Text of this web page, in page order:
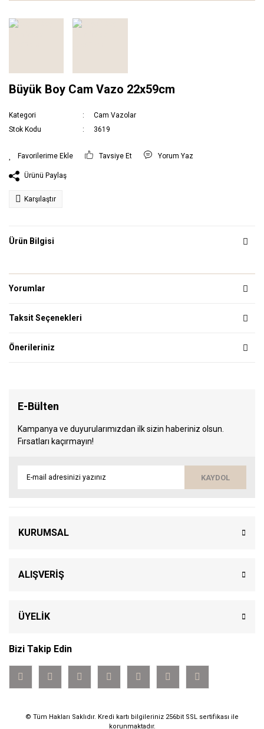
Büyük Boy Cam Vazo 22x59cm
Kategori
Cam Vazolar
Stok Kodu
3619
Tavsiye Et Yorum Yaz
Ürünü Paylaş
Karşılaştır
Ürün Bilgisi
Yorumlar
Taksit Seçenekleri
Önerileriniz
E-Bülten
Kampanya ve duyurularımızdan ilk sizin haberiniz olsun.
Fırsatları kaçırmayın!
KAYDOL
KURUMSAL
ALIŞVERİŞ
ÜYELİK
Bizi Takip Edin
© Tüm Hakları Saklıdır. Kredi kartı bilgileriniz 256bit SSL sertifikası ile
korunmaktadır.